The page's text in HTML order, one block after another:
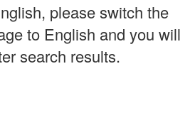
please switch the
to English and you will
search results.